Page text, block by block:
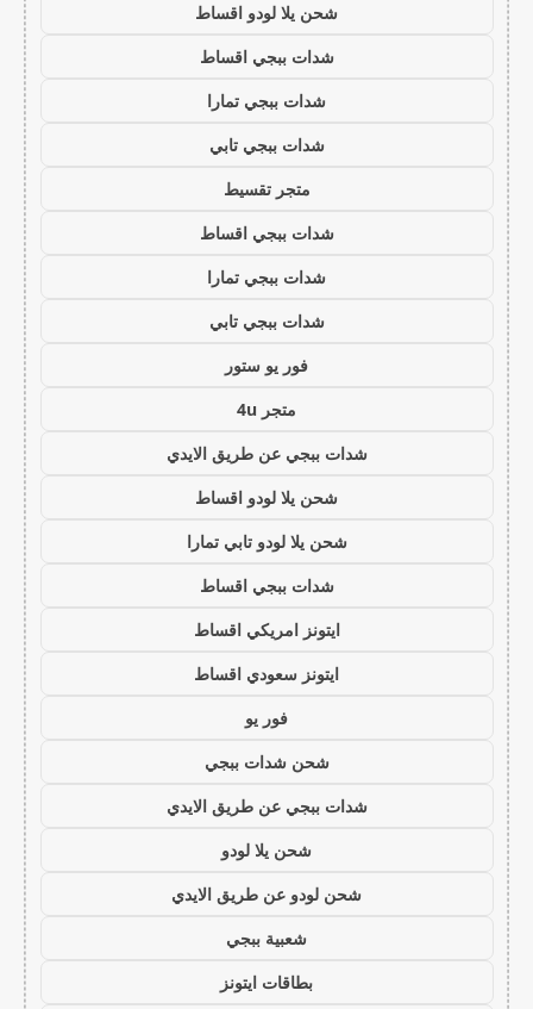
شحن يلا لودو اقساط
شدات ببجي اقساط
شدات ببجي تمارا
شدات ببجي تابي
متجر تقسيط
شدات ببجي اقساط
شدات ببجي تمارا
شدات ببجي تابي
فور يو ستور
متجر 4u
شدات ببجي عن طريق الايدي
شحن يلا لودو اقساط
شحن يلا لودو تابي تمارا
شدات ببجي اقساط
ايتونز امريكي اقساط
ايتونز سعودي اقساط
فور يو
شحن شدات ببجي
شدات ببجي عن طريق الايدي
شحن يلا لودو
شحن لودو عن طريق الايدي
شعبية ببجي
بطاقات ايتونز